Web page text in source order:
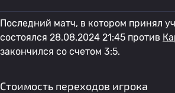
Последний матч, в котором принял
состоялся 28.08.2024 21:45 против
закончился со счетом 3:5.
Стоимость переходов игрока